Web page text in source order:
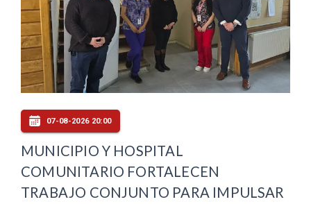
07-08-2026 20:00
MUNICIPIO Y HOSPITAL
COMUNITARIO FORTALECEN
TRABAJO CONJUNTO PARA IMPULSAR